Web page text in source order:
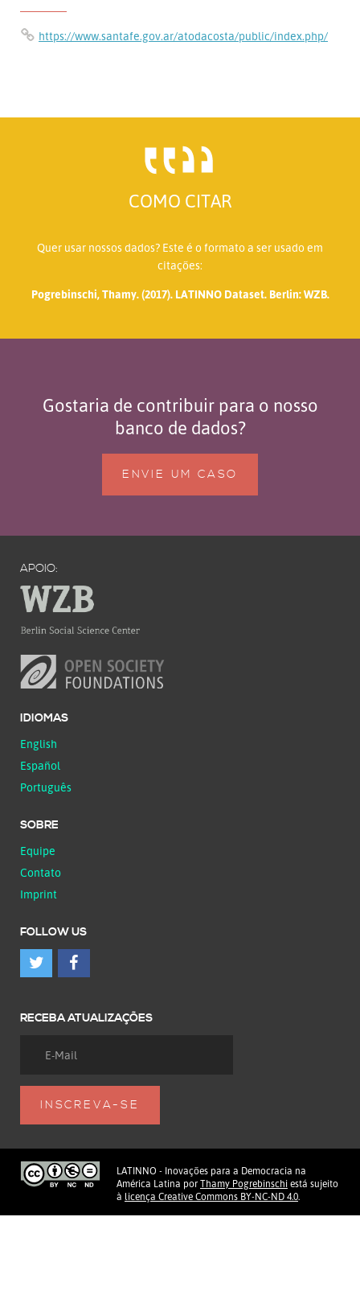
https://www.santafe.gov.ar/atodacosta/public/index.php/
COMO CITAR
Quer usar nossos dados? Este é o formato a ser usado em
citações:
Pogrebinschi, Thamy. (2017). LATINNO Dataset. Berlin: WZB.
Gostaria de contribuir para o nosso
banco de dados?
ENVIE UM CASO
APOIO:
IDIOMAS
English
Español
Português
SOBRE
Equipe
Contato
Imprint
FOLLOW US
RECEBA ATUALIZAÇÕES
LATINNO - Inovações para a Democracia na
América Latina por Thamy Pogrebinschi está sujeito
à licença Creative Commons BY-NC-ND 4.0.